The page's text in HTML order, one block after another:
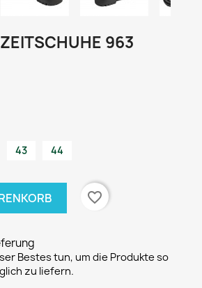
963
43 44
favorite_border
Bestes tun, um die Produkte so
zu liefern.